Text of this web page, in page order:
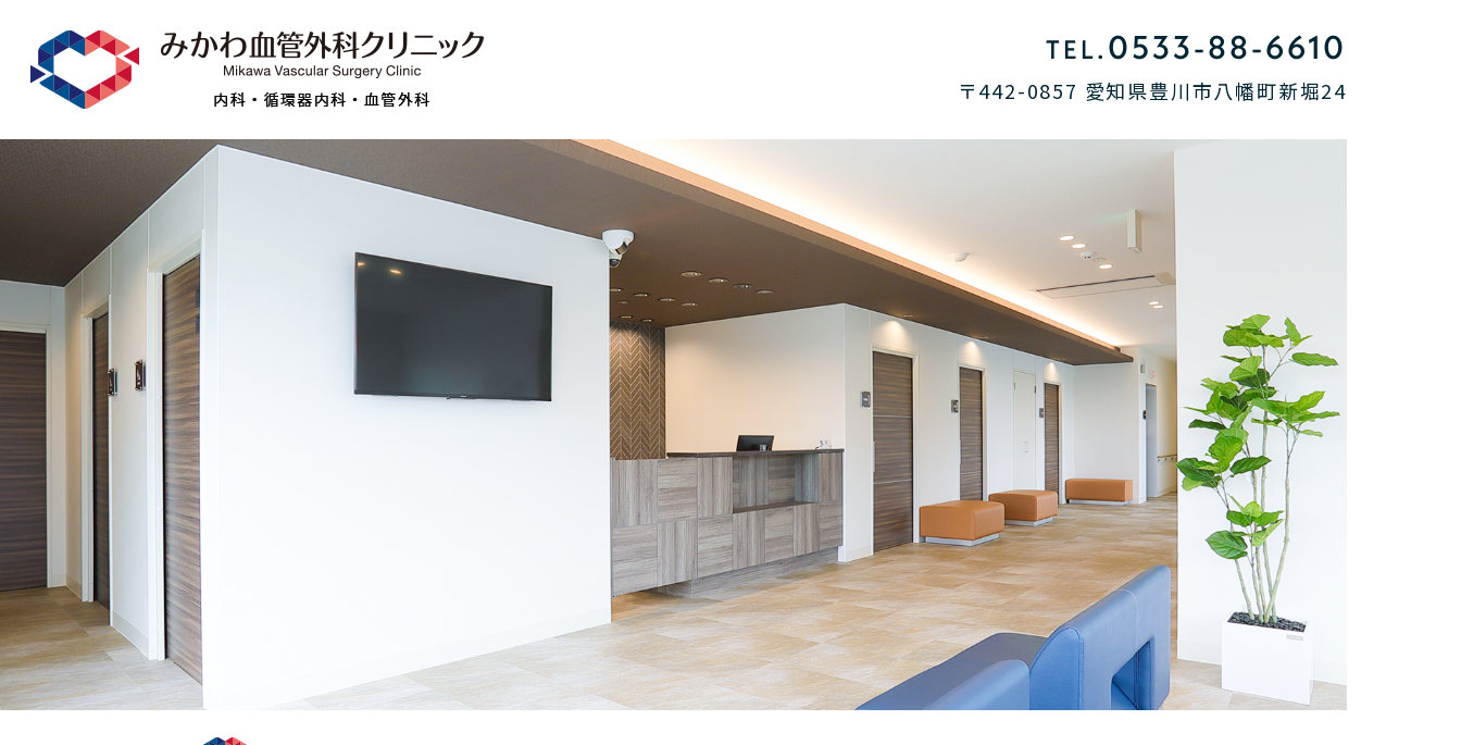
TEL.0533-88-6610
〒442-0857 愛知県豊川市八幡町新堀24